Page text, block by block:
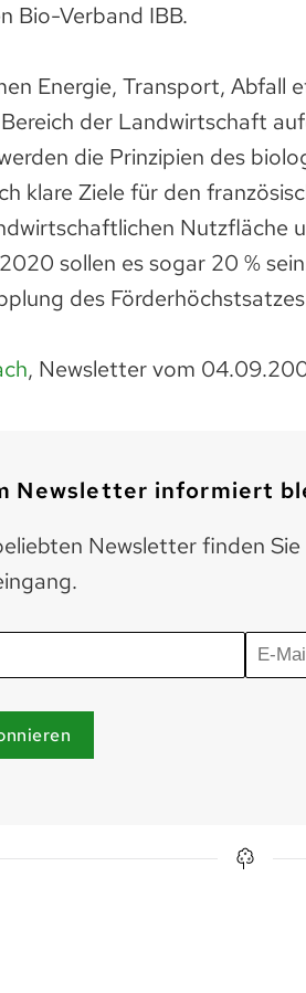
Bio-Verband IBB.
Energie, Transport, Abfall
der Landwirtschaft
die Prinzipien des
klare Ziele für den
Nutzfläche
sollen es sogar 20 %
des
, Newsletter vom
Newsletter informiert
Newsletter finden